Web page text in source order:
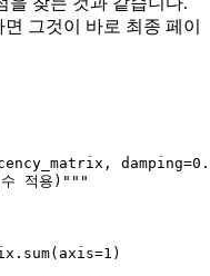
그것이 바로 최종 페이
damping=
수 적용)"""
sum(axis=1 )